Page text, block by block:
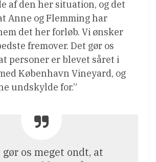
af den her situation, og det
Anne og Flemming har
det her forløb. Vi ønsker
fremover. Det gør os
personer er blevet såret i
København Vineyard, og
undskylde for.”
gør os meget ondt, at